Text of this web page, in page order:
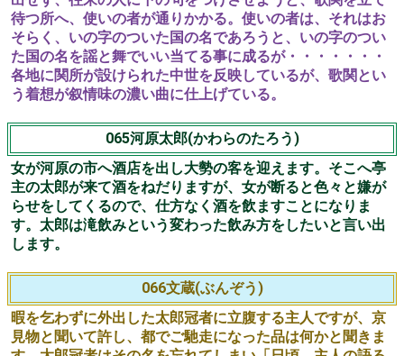
文すら知りません。知っている魚の名是を集めて法文らし
く聞かす事に成ります。
曲中の説法の中に魚の名を上手に洒落た所等は笑いを誘い
ます。
妻のない男が、太郎冠者を連れて、清水の観世音へ妻乞い
の参籠をする。「西門に立った女を妻にせよ」とお告げを
受け、二人は西門に行くと女が立っている。主人に命じら
れて太郎冠者が宿を尋ねると「恋しくば、問うても来たれ
伊勢の国、伊勢寺本に住むぞ姿は」と詠んで立去ってしま
う。二人は「恋しくば間ふても来たれ、い」までしか思い
出せず、往来の人に下の句をつけさせようと、歌関を立て
待つ所へ、使いの者が通りかかる。使いの者は、それはお
そらく、いの字のついた国の名であろうと、いの字のつい
た国の名を謡と舞でいい当てる事に成るが・・・・・・・
各地に関所が設けられた中世を反映しているが、歌関とい
う着想が叙情味の濃い曲に仕上げている。